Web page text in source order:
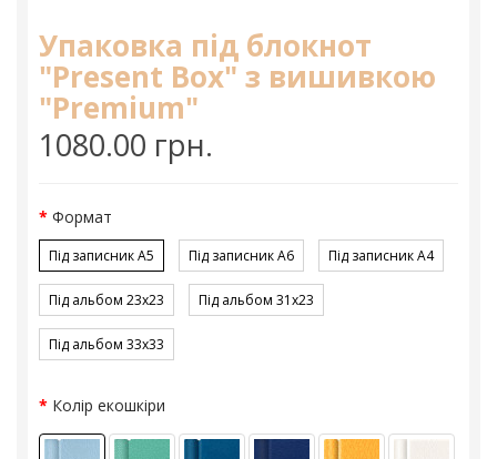
Упаковка під блокнот
"Present Box" з вишивкою
"Premium"
1080.00 грн.
Формат
Під записник A5 Під записник A6 Під записник A4
Під альбом 23x23 Під альбом 31x23
Під альбом 33x33
Колір екошкіри